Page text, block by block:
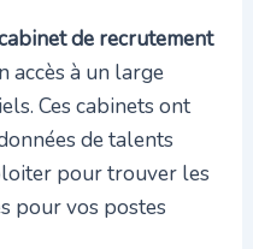
de recrutement
accès à un large
Ces cabinets ont
de talents
pour trouver les
pour vos postes